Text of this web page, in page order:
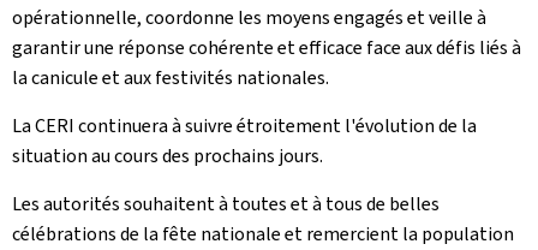
opérationnelle, coordonne les moyens engagés et veille à
garantir une réponse cohérente et efficace face aux défis liés à
la canicule et aux festivités nationales.
La CERI continuera à suivre étroitement l'évolution de la
situation au cours des prochains jours.
Les autorités souhaitent à toutes et à tous de belles
célébrations de la fête nationale et remercient la population